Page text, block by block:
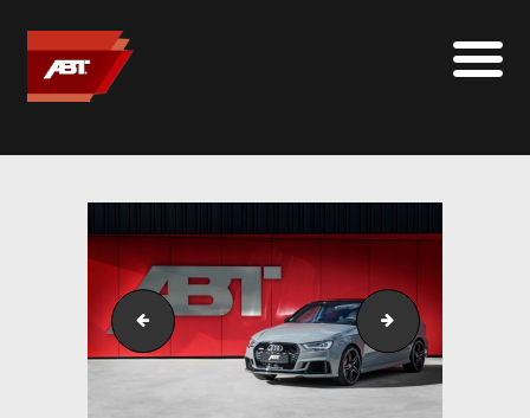
ABT SPORTSLINE FRANCE
MARQUES
LE SUR-MESURE
ABT
CONTACT
abt_rs3_rear_diagonal__032139200_2241_29122017